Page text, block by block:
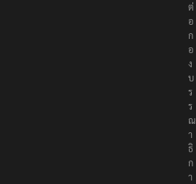
ต่
อ
ก
อ
ง
บ
ร
ร
ณ
า
ธิ
ก
า